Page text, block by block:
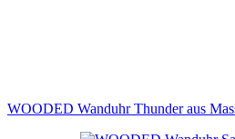
WOODED Wanduhr Thunder aus